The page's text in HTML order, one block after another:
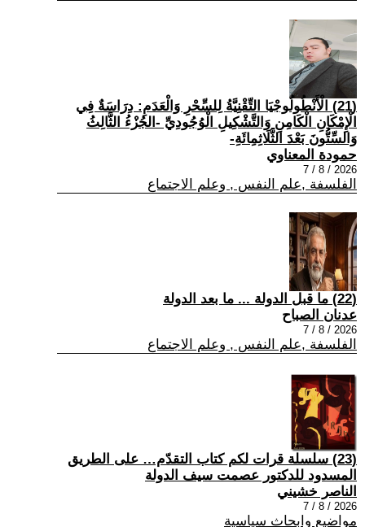
(21) الْأَنْطُولُوجْيَا التِّقْنِيَّةُ لِلسِّحْرِ وَالْعَدَمِ: دِرَاسَةٌ فِي
الْإِمْكَانِ الْكَامِنِ وَالتَّشْكِيلِ الْوُجُودِيِّ -الجُزْءُ الثَّالِثُ
وَالسِّتُّونَ بَعْدَ الثَّلَاثِمِائَةِ-
حمودة المعناوي
2026 / 8 / 7
الفلسفة ,علم النفس , وعلم الاجتماع
(22) ما قبل الدولة ... ما بعد الدولة
عدنان الصباح
2026 / 8 / 7
الفلسفة ,علم النفس , وعلم الاجتماع
(23) سلسلة قرات لكم كتاب التقدّم… على الطريق
المسدود للدكتور عصمت سيف الدولة
الناصر خشيني
2026 / 8 / 7
مواضيع وابحاث سياسية